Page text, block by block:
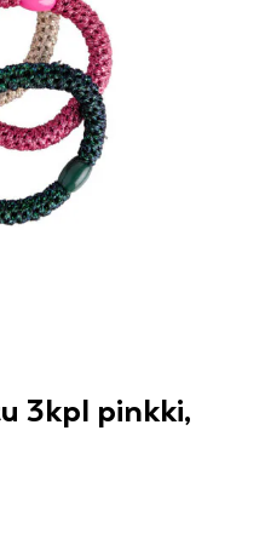
3kpl pinkki,